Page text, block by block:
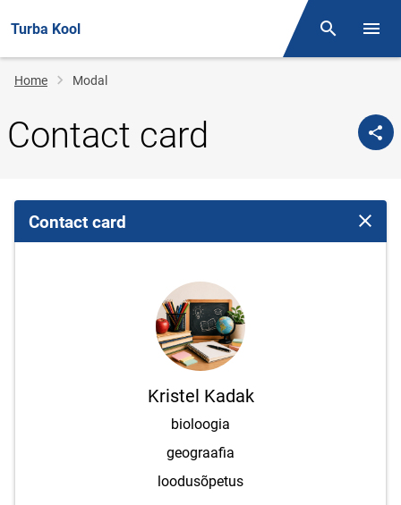
Turba Kool Otsing
Breadcrumb
Home Modal
Contact card
Contact card Close
Kristel Kadak
bioloogia
geograafia
loodusõpetus